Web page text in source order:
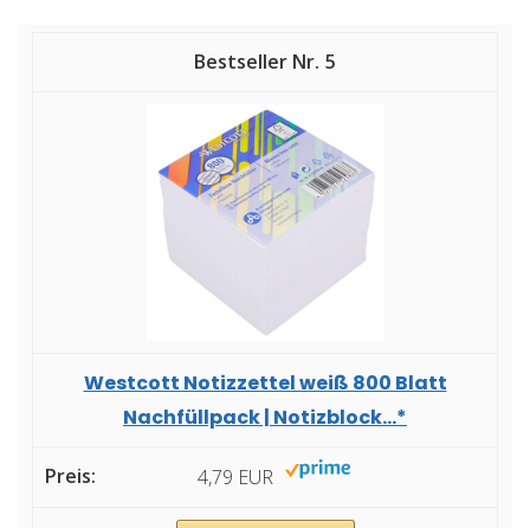
5
Westcott Notizzettel weiß 800 Blatt
Nachfüllpack | Notizblock...*
4,79 EUR